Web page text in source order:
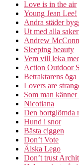
Love is in the air
Young Jean Lee!
Andra städer
Ut med alla saker
Andrew
Sleeping beauty
Vem vill leka
Action Outdoor
Betraktarens öga
Lovers are
Som man känner
Nicotiana
Den bortglömda
Hund i snor
Bästa ciggen
Don’t Vote
Älska Lego
Don’t trust